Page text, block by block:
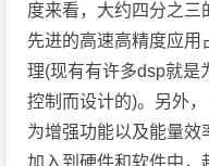
度来看，大约四分之三
先进的高速高精度应用
理(现有有许多dsp就是
控制而设计的)。另外
为增强功能以及能量效
加入到硬件和软件中，